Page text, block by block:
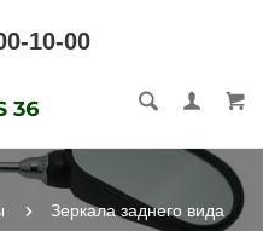
10-00
Зеркала заднего вида